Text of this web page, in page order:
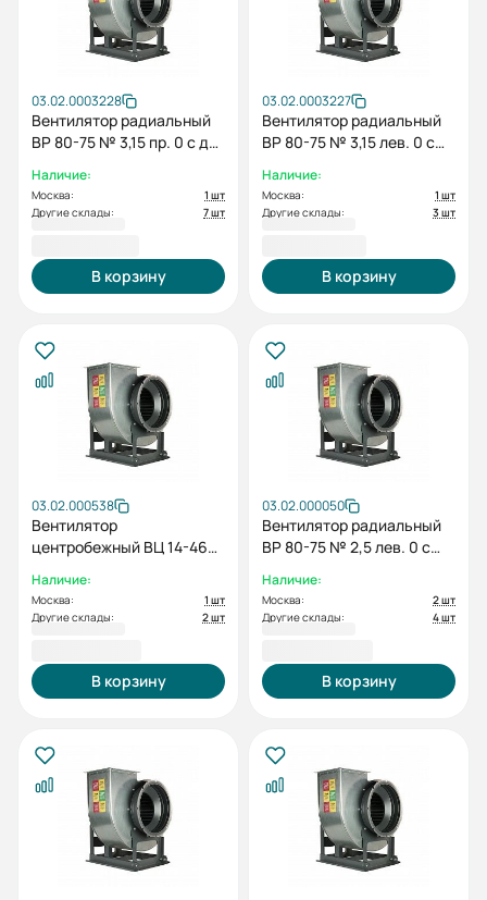
03.02.0003228
Вентилятор радиальный
ВР 80-75 № 3,15 пр. 0 с дв.
Наличие:
Москва:
1 шт
Другие склады:
7 шт
В корзину
03.02.0003227
Вентилятор радиальный
ВР 80-75 № 3,15 лев. 0 с
Наличие:
Москва:
1 шт
Другие склады:
3 шт
В корзину
03.02.000538
Вентилятор
центробежный ВЦ 14-46
0.55/1500
Наличие:
Москва:
1 шт
Другие склады:
2 шт
В корзину
03.02.000050
Вентилятор радиальный
ВР 80-75 № 2,5 лев. 0 с
Наличие:
Москва:
2 шт
Другие склады:
4 шт
В корзину